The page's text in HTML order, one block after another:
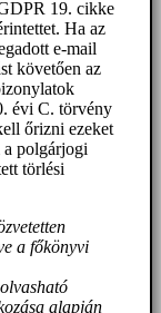
19. cikke
Ha az
e-mail
követően az
évi C. törvény
őrizni ezeket
a polgárjogi
törlési
a főkönyvi
alapján